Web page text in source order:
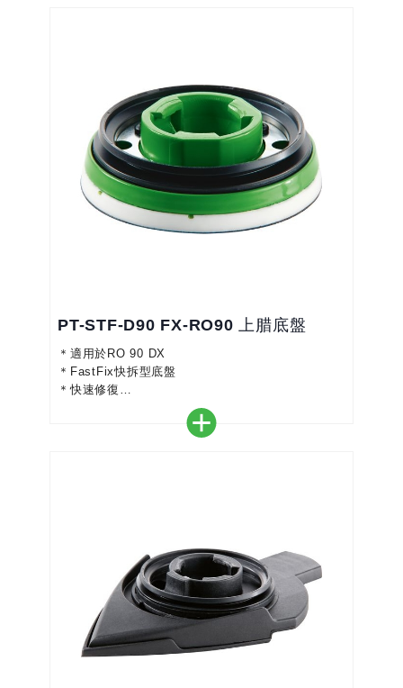
PT-STF-D90 FX-RO90 上腊底盤
＊適用於RO 90 DX
＊FastFix快拆型底盤
＊快速修復
＊容納直徑80mm的拋光配件